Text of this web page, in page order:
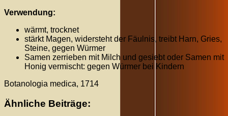
Verwendung:
wärmt, trocknet
stärkt Magen, widersteht der Fäulnis, treibt Harn, Gries,
Steine, gegen Würmer
Samen zerrieben mit Milch und gesiebt oder Samen mit
Honig vermischt: gegen Würmer bei Kindern
Botanologia medica, 1714
Ähnliche Beiträge: